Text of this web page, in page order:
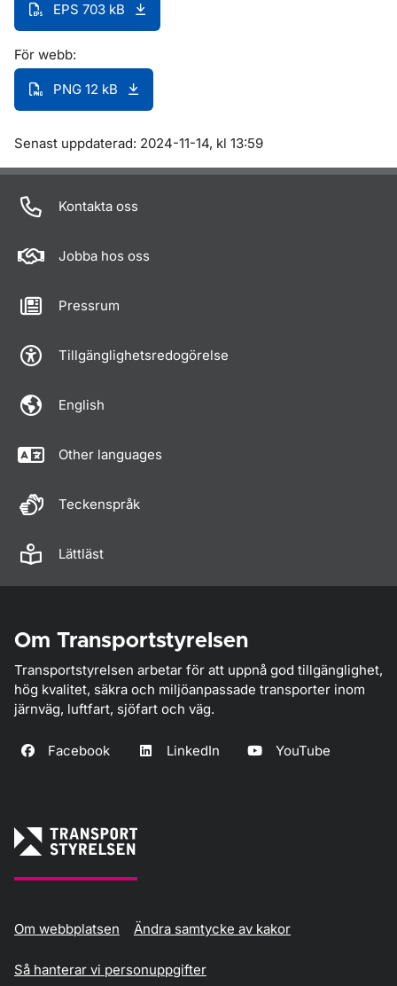
EPS 703 kB
För webb:
PNG 12 kB
Om sidan
Senast uppdaterad: 2024-11-14, kl 13:59
Kontakta oss
Jobba hos oss
Pressrum
Tillgänglighetsredogörelse
English
Other languages
Teckenspråk
Lättläst
Om Transportstyrelsen
Transportstyrelsen arbetar för att uppnå god tillgänglighet,
hög kvalitet, säkra och miljöanpassade transporter inom
järnväg, luftfart, sjöfart och väg.
Facebook LinkedIn YouTube
Om webbplatsen Ändra samtycke av kakor
Så hanterar vi personuppgifter